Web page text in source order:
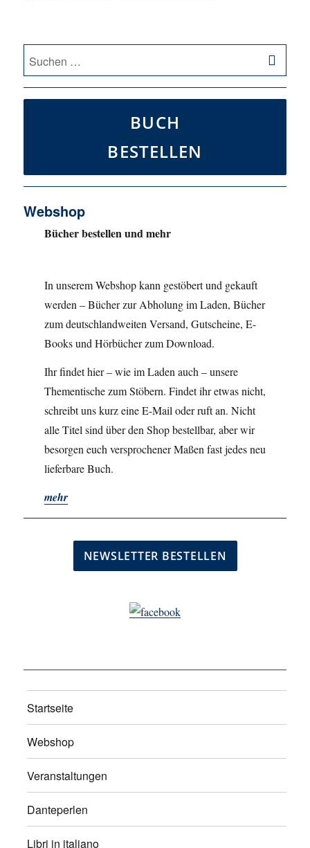
Suche
nach:
BUCH
BESTELLEN
Webshop
Bücher bestellen und mehr
In unserem Webshop kann gestöbert und gekauft
werden – Bücher zur Abholung im Laden, Bücher
zum deutschlandweiten Versand, Gutscheine, E-
Books und Hörbücher zum Download.
Ihr findet hier – wie im Laden auch – unsere
Thementische zum Stöbern. Findet ihr etwas nicht,
schreibt uns kurz eine E-Mail oder ruft an. Nicht
alle Titel sind über den Shop bestellbar, aber wir
besorgen euch versprochener Maßen fast jedes neu
lieferbare Buch.
mehr
Startseite
Webshop
Veranstaltungen
Danteperlen
Libri in italiano